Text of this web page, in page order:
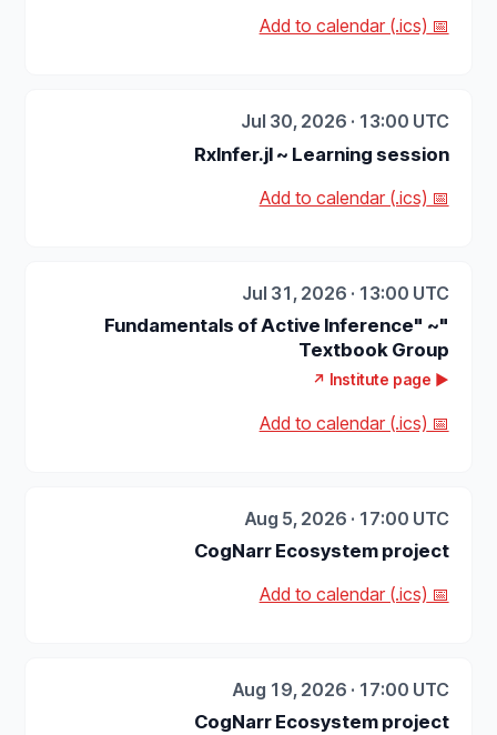
📅 Add to calendar (.ics)
Jul 30, 2026 · 13:00 UTC
RxInfer.jl ~ Learning session
📅 Add to calendar (.ics)
Jul 31, 2026 · 13:00 UTC
"Fundamentals of Active Inference" ~
Textbook Group
▶ Institute page ↗
📅 Add to calendar (.ics)
Aug 5, 2026 · 17:00 UTC
CogNarr Ecosystem project
📅 Add to calendar (.ics)
Aug 19, 2026 · 17:00 UTC
CogNarr Ecosystem project